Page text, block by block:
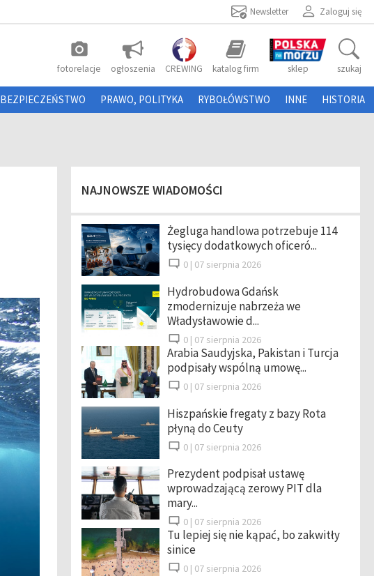
Zaloguj się
Newsletter
photo_camera
fotorelacje ogłoszenia CREWING katalog firm sklep szukaj
BEZPIECZEŃSTWO PRAWO, POLITYKA RYBOŁÓWSTWO INNE HISTORIA
NAJNOWSZE WIADOMOŚCI
Żegluga handlowa potrzebuje 114
tysięcy dodatkowych oficeró...
0 | 07 sierpnia 2026
Hydrobudowa Gdańsk
zmodernizuje nabrzeża we
Władysławowie d...
0 | 07 sierpnia 2026
Arabia Saudyjska, Pakistan i Turcja
podpisały wspólną umowę...
0 | 07 sierpnia 2026
Hiszpańskie fregaty z bazy Rota
płyną do Ceuty
0 | 07 sierpnia 2026
Prezydent podpisał ustawę
wprowadzającą zerowy PIT dla
mary...
0 | 07 sierpnia 2026
Tu lepiej się nie kąpać, bo zakwitły
sinice
0 | 07 sierpnia 2026